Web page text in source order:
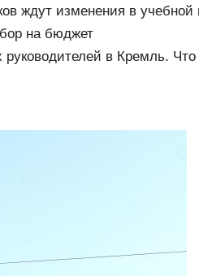
ждут изменения в учебной
на бюджет
в Кремль.